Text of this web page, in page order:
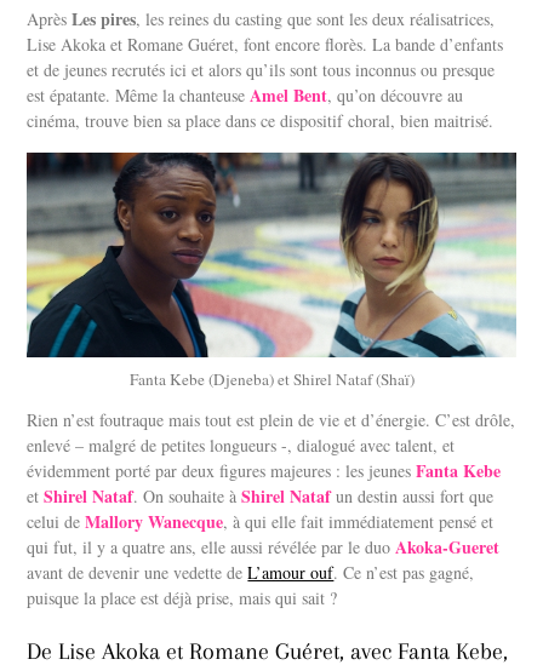
AprèsLes pires, les reines du casting que sont les deux réalisatrices,
Lise Akoka et Romane Guéret, font encore florès. La bande d’enfants
et de jeunes recrutés ici et alors qu’ils sont tous inconnus ou presque
est épatante. Même la chanteuse Amel Bent, qu’on découvre au
cinéma, trouve bien sa place dans ce dispositif choral, bien maitrisé.
Fanta Kebe (Djeneba) et Shirel Nataf (Shaï)
Rien n’est foutraque mais tout est plein de vie et d’énergie. C’est drôle,
enlevé – malgré de petites longueurs -, dialogué avec talent, et
évidemment porté par deux figures majeures : les jeunesFanta Kebe
etShirel Nataf. On souhaite àShirel Nataf un destin aussi fort que
celui deMallory Wanecque, à qui elle fait immédiatement pensé et
qui fut, il y a quatre ans, elle aussi révélée par le duoAkoka-Gueret
avant de devenir une vedette deL’amour ouf. Ce n’est pas gagné,
puisque la place est déjà prise, mais qui sait ?
De Lise Akoka et Romane Guéret, avec Fanta Kebe,